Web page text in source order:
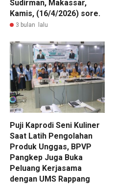
Sudirman, Makassar,
Kamis, (16/4/2026) sore.
3 bulan lalu
Puji Kaprodi Seni Kuliner
Saat Latih Pengolahan
Produk Unggas, BPVP
Pangkep Juga Buka
Peluang Kerjasama
dengan UMS Rappang